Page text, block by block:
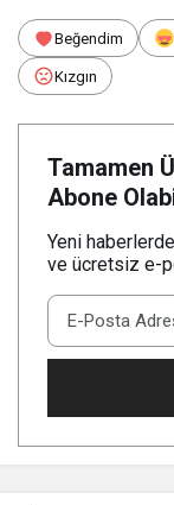
Beğendim
Kızgın
Tamamen
Abone
Yeni
ve ücretsiz e-